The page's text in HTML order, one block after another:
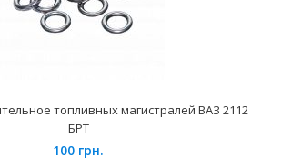
топливных магистралей ВАЗ
2112 БРТ
100 грн.
топливных магистралей ВАЗ 2112
БРТ
100 грн.